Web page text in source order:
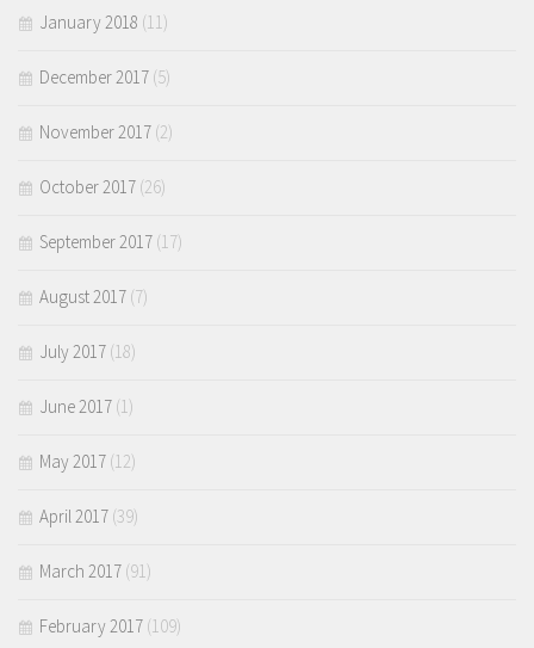
January 2018 (11)
December 2017 (5)
November 2017 (2)
October 2017 (26)
September 2017 (17)
August 2017 (7)
July 2017 (18)
June 2017 (1)
May 2017 (12)
April 2017 (39)
March 2017 (91)
February 2017 (109)